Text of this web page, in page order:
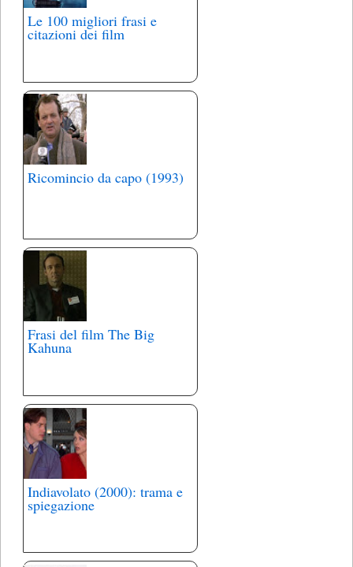
Le 100 migliori frasi e
citazioni dei film
Ricomincio da capo (1993)
Frasi del film The Big
Kahuna
Indiavolato (2000): trama e
spiegazione